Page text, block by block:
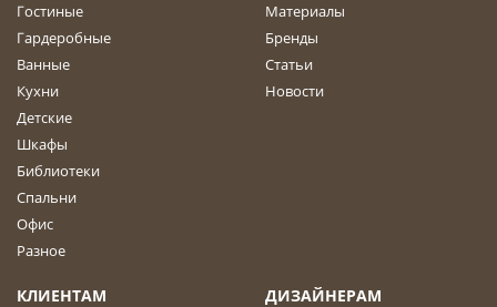
Гостиные
Гардеробные
Ванные
Кухни
Детские
Шкафы
Библиотеки
Спальни
Офис
Разное
Материалы
Бренды
Статьи
Новости
КЛИЕНТАМ ДИЗАЙНЕРАМ